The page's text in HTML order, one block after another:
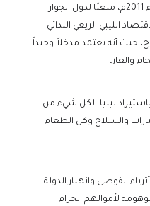
وتابع بعيو، إن ليبيا أصبحت منذ العام 2011م، ملعبًا لدول الجوار
الليبي الريعي البدائي
حيث أنه يعتمد مدخلاً وحيداً
والغاز،
ليبيا، لكل شيء من
والسلاح وكل الطعام
الفوضى وانهيار الدولة
لأموالهم الحرام